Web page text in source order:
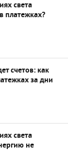
света
платежках?
счетов: как
за дни
света
не